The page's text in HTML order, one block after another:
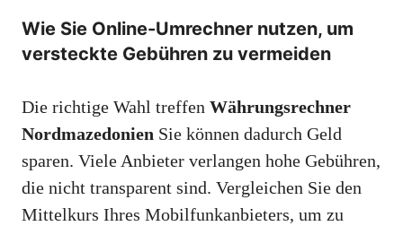
Wie Sie Online-Umrechner nutzen, um
versteckte Gebühren zu vermeiden
Die richtige Wahl treffen Währungsrechner
Nordmazedonien Sie können dadurch Geld
sparen. Viele Anbieter verlangen hohe Gebühren,
die nicht transparent sind. Vergleichen Sie den
Mittelkurs Ihres Mobilfunkanbieters, um zu